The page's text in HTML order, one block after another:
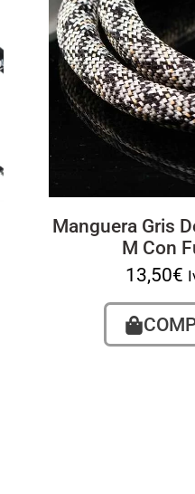
Manguera Gris
M Con
13,50€